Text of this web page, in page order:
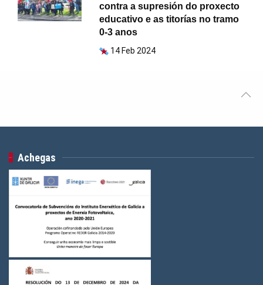
contra a supresión do proxecto
educativo e as titorías no tramo
0-3 anos
14 Feb 2024
Achegas